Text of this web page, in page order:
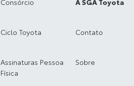
Ciclo Toyota
Assinaturas Pessoa
Física
Contato
Sobre